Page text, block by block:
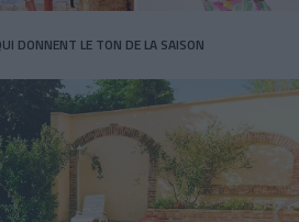
DONNENT LE TON DE LA SAISON